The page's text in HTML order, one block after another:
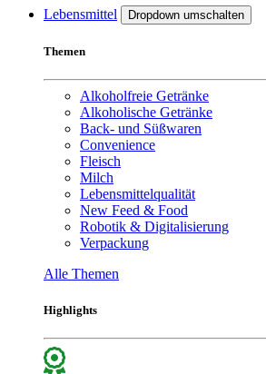
Lebensmittel Dropdown umschalten
Themen
Alkoholfreie Getränke
Alkoholische Getränke
Back- und Süßwaren
Convenience
Fleisch
Milch
Lebensmittelqualität
New Feed & Food
Robotik & Digitalisierung
Verpackung
Alle Themen
Highlights